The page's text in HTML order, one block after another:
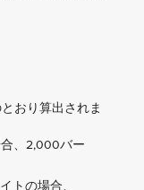
おり算出されま
、2,000バー
トの場合、